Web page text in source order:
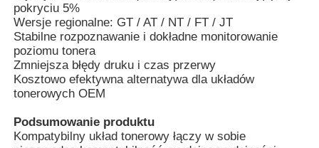
Wszystkie przypadki
Poprosić o wycenę
HP Toneer Chip
pokryciu 5%
Wersje regionalne: GT / AT / NT / FT / JT
Stabilne rozpoznawanie i dokładne monitorowanie
poziomu tonera
Zmniejsza błędy druku i czas przerwy
Kosztowo efektywna alternatywa dla układów
tonerowych OEM
Podsumowanie produktu
Kompatybilny układ tonerowy łączy w sobie